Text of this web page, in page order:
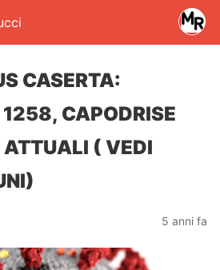
CASERTA:
CAPODRISE
( VEDI
5 anni fa